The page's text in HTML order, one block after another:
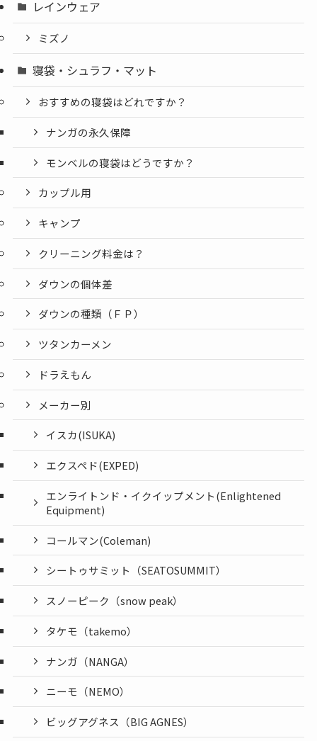
レインウェア
ミズノ
寝袋・シュラフ・マット
おすすめの寝袋はどれですか？
ナンガの永久保障
モンベルの寝袋はどうですか？
カップル用
キャンプ
クリーニング料金は？
ダウンの個体差
ダウンの種類（ＦＰ）
ツタンカーメン
ドラえもん
メーカー別
イスカ(ISUKA)
エクスペド(EXPED)
エンライトンド・イクイップメント(Enlightened
Equipment)
コールマン(Coleman)
シートゥサミット（SEATOSUMMIT）
スノーピーク（snow peak）
タケモ（takemo）
ナンガ（NANGA）
ニーモ（NEMO）
ビッグアグネス（BIG AGNES）